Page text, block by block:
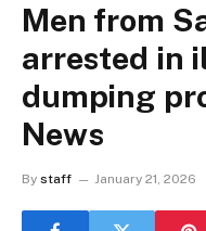
Men from
arrested in
dumping
News
By staff January 21, 2026